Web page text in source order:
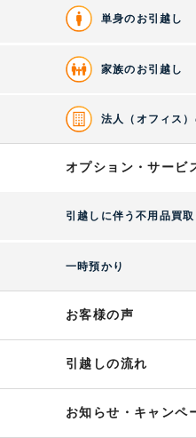
単身のお引越し
家族のお引越し
法人（オフィス
オプション・サービ
引越しに伴う不用品買
一時預かり
お客様の声
引越しの流れ
お知らせ・キャンペ